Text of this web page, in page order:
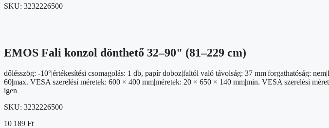
SKU: 3232226500
EMOS Fali konzol dönthető 32–90" (81–229 cm)
dőlésszög: -10°|értékesítési csomagolás: 1 db, papír doboz|faltól való távolság: 37 mm|forgathatóság:
60|max. VESA szerelési méretek: 600 × 400 mm|méretek: 20 × 650 × 140 mm|min. VESA szerelési
igen
SKU: 3232226500
10 189 Ft